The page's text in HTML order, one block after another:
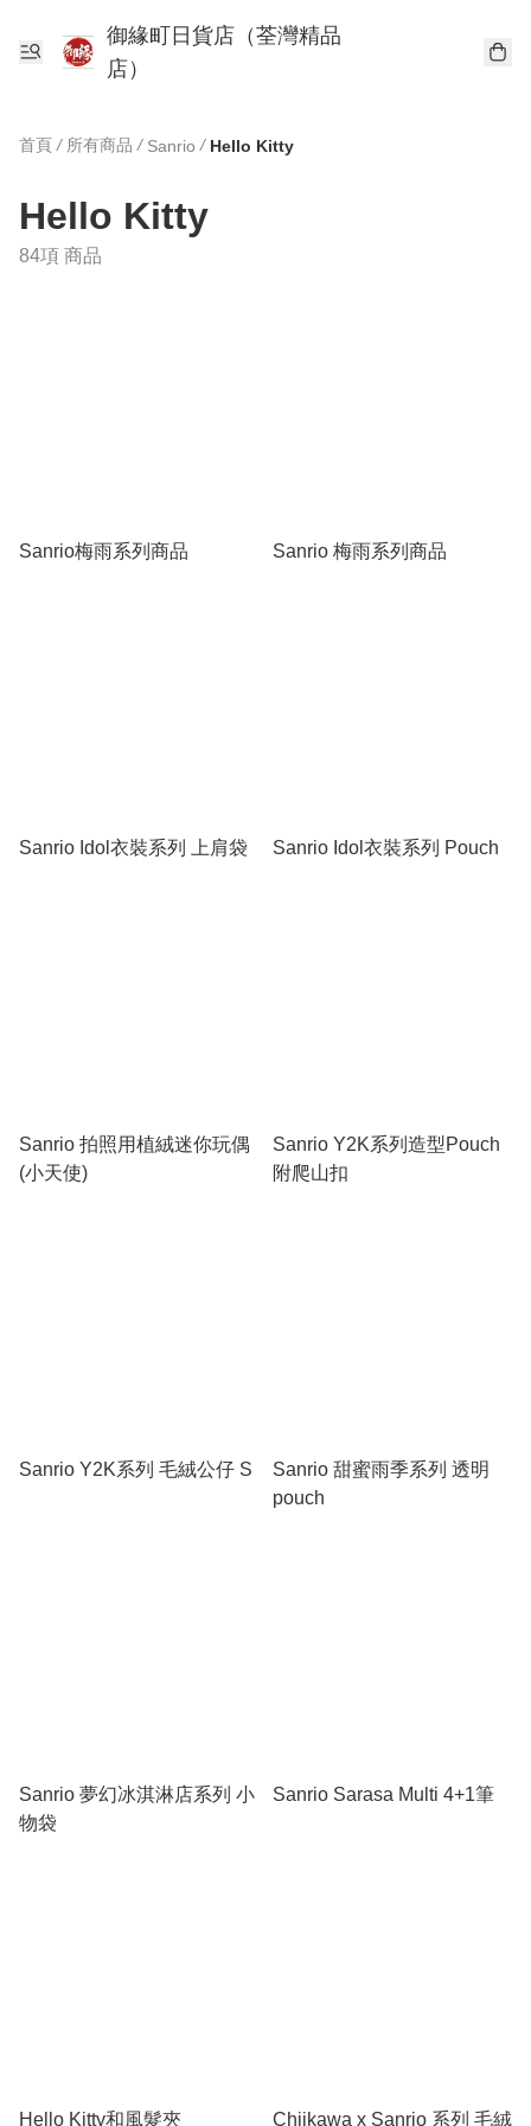
御緣町日貨店（荃灣精品
店）
首頁 / 所有商品 / Sanrio / Hello Kitty
Hello Kitty
84項 商品
Sanrio梅雨系列商品 Sanrio 梅雨系列商品
Sanrio Idol衣裝系列 上肩袋 Sanrio Idol衣裝系列 Pouch
Sanrio 拍照用植絨迷你玩偶
(小天使)
Sanrio Y2K系列造型Pouch
附爬山扣
Sanrio Y2K系列 毛絨公仔 S
Sanrio 甜蜜雨季系列 透明
pouch
Sanrio 夢幻冰淇淋店系列 小
物袋
Sanrio Sarasa Multi 4+1筆
Hello Kitty和風髮夾 Chiikawa x Sanrio 系列 毛絨